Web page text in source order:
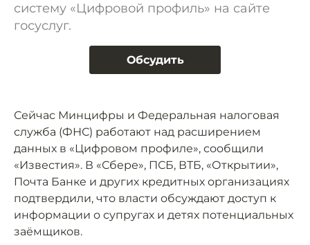
систему «Цифровой профиль» на сайте
госуслуг.
Обсудить
Сейчас Минцифры и Федеральная налоговая
служба (ФНС) работают над расширением
данных в «Цифровом профиле», сообщили
«Известия». В «Сбере», ПСБ, ВТБ, «Открытии»,
Почта Банке и других кредитных организациях
подтвердили, что власти обсуждают доступ к
информации о супругах и детях потенциальных
заёмщиков.